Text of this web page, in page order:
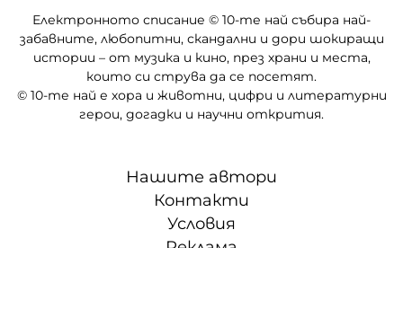
Електронното списание © 10-те най събира най-
забавните, любопитни, скандални и дори шокиращи
истории – от музика и кино, през храни и места,
които си струва да се посетят.
© 10-те най е хора и животни, цифри и литературни
герои, догадки и научни открития.
Нашите автори
Контакти
Условия
Реклама